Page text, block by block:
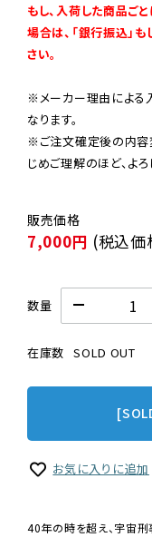
もし、入荷した商品ご
場合は、「銀行振込」
さい。
※メーカー理由による
なります。
※ご注文確定後の内容
じめご理解のほど、よろ
7,000円 (税込価
数量
在庫数 SOLD OUT
お気に入りに追加
40年の時を超え、宇宙